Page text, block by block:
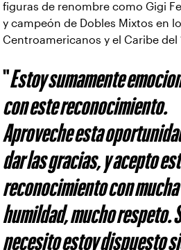
figuras de renombre como Gigi
y campeón de Dobles Mixtos en
Centroamericanos y el Caribe del
"Estoy sumamente
con este reconocimiento.
Aproveche esta
dar las gracias, y acepto
reconocimiento con mucha
humildad, mucho respeto.
necesito estoy dispuesto